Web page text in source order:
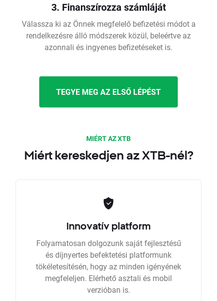
3. Finanszírozza számláját
Válassza ki az Önnek megfelelő befizetési módot a
rendelkezésre álló módszerek közül, beleértve az
azonnali és ingyenes befizetéseket is.
TEGYE MEG AZ ELSŐ LÉPÉST
MIÉRT AZ XTB
Miért kereskedjen az XTB-nél?
Innovatív platform
Folyamatosan dolgozunk saját fejlesztésű
és díjnyertes befektetési platformunk
tökéletesítésén, hogy az minden igényének
megfeleljen. Elérhető asztali és mobil
verzióban is.